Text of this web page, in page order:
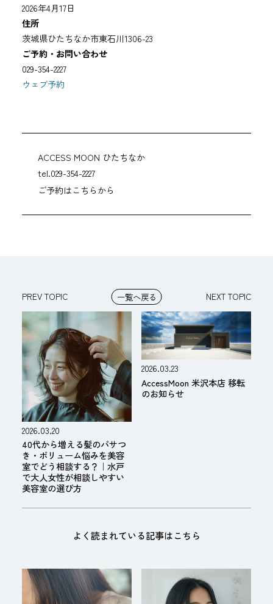
2026年4月17日
住所
茨城県ひたちなか市東石川1306-23
ご予約・ お問い合わせ
029-354-2227
ウェブ予約
ACCESS MOON ひたちなか
tel.029-354-2227
ご予約はこちらから
PREV TOPIC
2026.03.20
40代から増える髪のパサつ
き・ボリューム悩みを美容
室でどう相談する？｜水戸
で大人女性が相談しやすい
美容室の選び方
一覧へ戻る NEXT TOPIC
2026.03.23
AccessMoon 米沢本店 移転
のお知らせ
よく読まれている記事はこちら